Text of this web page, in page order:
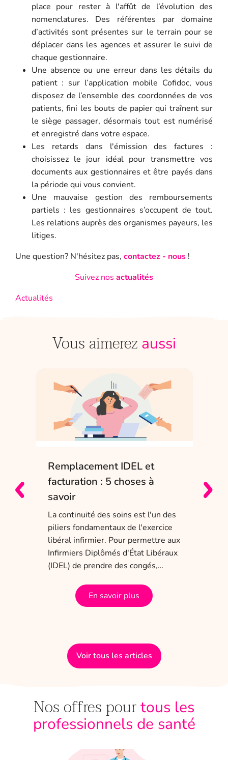
place pour rester à l'affût de l’évolution des
nomenclatures. Des référentes par domaine
d’activités sont présentes sur le terrain pour se
déplacer dans les agences et assurer le suivi de
chaque gestionnaire.
Une absence ou une erreur dans les détails du
patient : sur l’application mobile Cofidoc, vous
disposez de l’ensemble des coordonnées de vos
patients, fini les bouts de papier qui traînent sur
le siège passager, désormais tout est numérisé
et enregistré dans votre espace.
Les retards dans l'émission des factures :
choisissez le jour idéal pour transmettre vos
documents aux gestionnaires et être payés dans
la période qui vous convient.
Une mauvaise gestion des remboursements
partiels : les gestionnaires s’occupent de tout.
Les relations auprès des organismes payeurs, les
litiges.
Une question? N'hésitez pas, contactez - nous!
Suivez nos actualités
Actualités
Vous aimerez aussi
Remplacement IDEL et
facturation : 5 choses à
savoir
La continuité des soins est l'un des
piliers fondamentaux de l'exercice
libéral infirmier. Pour permettre aux
Infirmiers Diplômés d'État Libéraux
(IDEL) de prendre des congés,…
En savoir plus
Voir tous les articles
Nos offres pourtous les
professionnels de santé